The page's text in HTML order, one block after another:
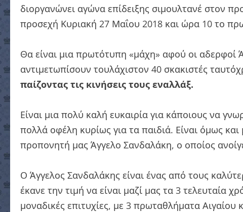
διοργανώνει αγώνα επίδειξης σιμουλτανέ στον
προσεχή Κυριακή 27 Μαΐου 2018 και ώρα 10 το
Θα είναι μια πρωτότυπη «μάχη» αφού οι αδερφοί
αντιμετωπίσουν τουλάχιστον 40 σκακιστές
παίζοντας τις κινήσεις τους εναλλάξ.
Είναι μια πολύ καλή ευκαιρία για κάποιους να
πολλά οφέλη κυρίως για τα παιδιά. Είναι όμως
προπονητή μας Άγγελο Σανδαλάκη, ο οποίος
Ο Άγγελος Σανδαλάκης είναι ένας από τους
έκανε την τιμή να είναι μαζί μας τα 3 τελευταία
μοναδικές επιτυχίες, με 3 πρωταθλήματα